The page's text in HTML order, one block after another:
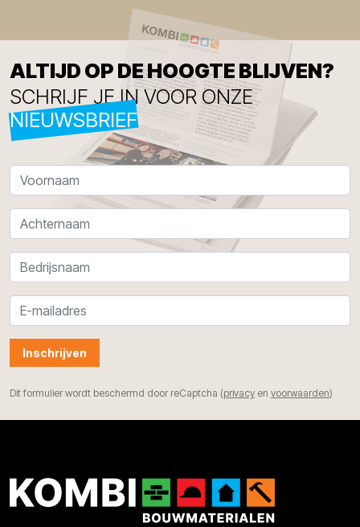
ALTIJD OP DE HOOGTE BLIJVEN?
SCHRIJF JE IN VOOR ONZE
NIEUWSBRIEF
Inschrijven
Dit formulier wordt beschermd door reCaptcha (privacy en voorwaarden)